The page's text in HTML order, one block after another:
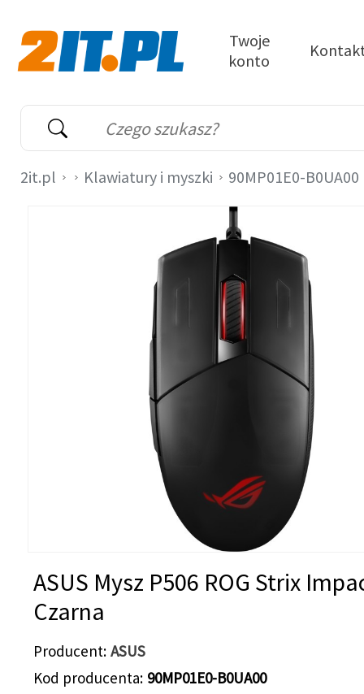
Wyszukiwarka
Słowo kluczowe
Twoje
konto
2it.pl Klawiatury i myszki 90MP01E0-B0UA00
ASUS Mysz P506 ROG Strix
Czarna
Producent ASUS
Kod producenta 90MP01E0-B0UA00